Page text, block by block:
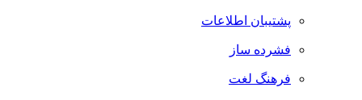
پشتیبان اطلاعات
فشرده ساز
فرهنگ لغت